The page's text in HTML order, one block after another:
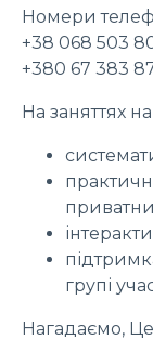
Номери
+38 068 503
+380 67 383
На заняттях
групі
Нагадаємо,